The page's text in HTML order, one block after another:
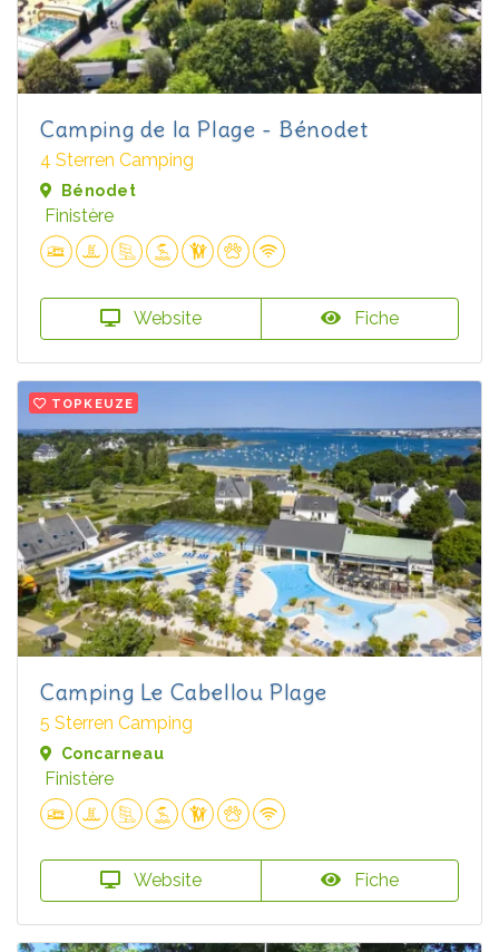
Camping de la Plage - Bénodet
4 Sterren Camping
Bénodet
Finistère
Website Fiche
TOPKEUZE
Camping Le Cabellou Plage
5 Sterren Camping
Concarneau
Finistère
Website Fiche